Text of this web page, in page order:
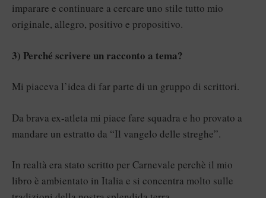
imparare e continuare a cercare uno stile tutto mio
originale, allegro, positivo e propositivo.
3) Perché scrivere un racconto a tema?
Mi piaceva l’idea di far parte di un gruppo di scrittori.
Da brava ex-atleta mi piace fare squadra e ho provato a
mandare un estratto da “Il vangelo delle streghe”.
In realtà era stato scritto per Carnevale perchè il mio
libro è ambientato in Italia e si concentra molto sulle